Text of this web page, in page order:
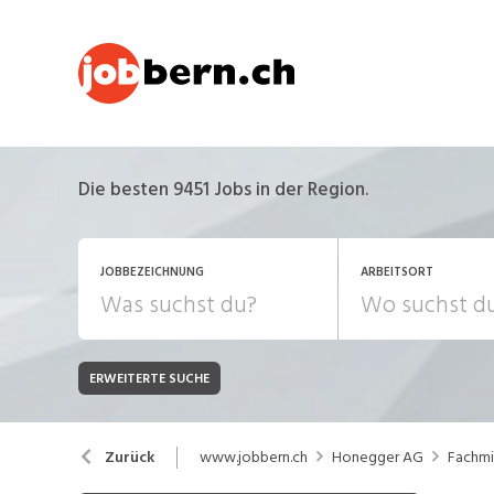
Die besten 9451 Jobs in der Region.
JOBBEZEICHNUNG ARBEITSORT
JOB-TYP
Festanstellung
Bank, Versicherung
Chemie, Pharma, Biotechnologie
ERWEITERTE SUCHE
Zurück www.jobbern.ch Honegger AG